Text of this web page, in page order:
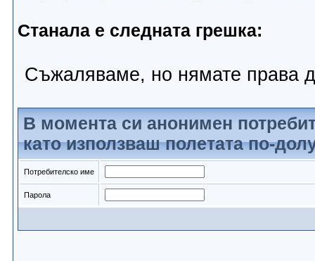
Станала е следната грешка:
Съжаляваме, но нямате права
В момента си анонимен
като използваш полетата по-
Потребителско име
Парола